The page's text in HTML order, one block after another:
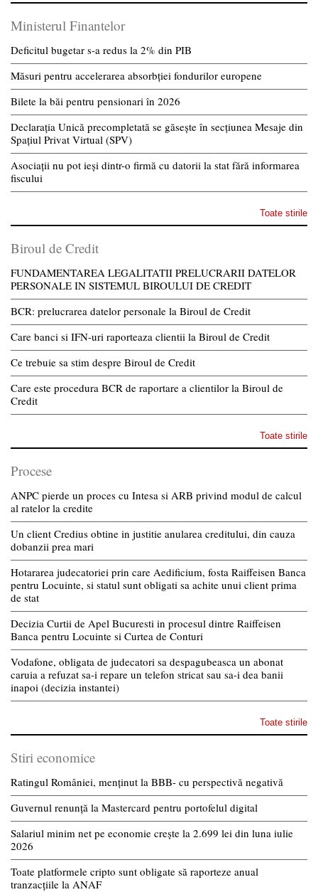
Ministerul Finantelor
Deficitul bugetar s-a redus la 2% din PIB
Măsuri pentru accelerarea absorbției fondurilor europene
Bilete la băi pentru pensionari în 2026
Declarația Unică precompletată se găsește în secțiunea Mesaje din
Spațiul Privat Virtual (SPV)
Asociații nu pot ieși dintr-o firmă cu datorii la stat fără informarea
fiscului
Toate stirile
Biroul de Credit
FUNDAMENTAREA LEGALITATII PRELUCRARII DATELOR
PERSONALE IN SISTEMUL BIROULUI DE CREDIT
BCR: prelucrarea datelor personale la Biroul de Credit
Care banci si IFN-uri raporteaza clientii la Biroul de Credit
Ce trebuie sa stim despre Biroul de Credit
Care este procedura BCR de raportare a clientilor la Biroul de
Credit
Toate stirile
Procese
ANPC pierde un proces cu Intesa si ARB privind modul de calcul
al ratelor la credite
Un client Credius obtine in justitie anularea creditului, din cauza
dobanzii prea mari
Hotararea judecatoriei prin care Aedificium, fosta Raiffeisen Banca
pentru Locuinte, si statul sunt obligati sa achite unui client prima
de stat
Decizia Curtii de Apel Bucuresti in procesul dintre Raiffeisen
Banca pentru Locuinte si Curtea de Conturi
Vodafone, obligata de judecatori sa despagubeasca un abonat
caruia a refuzat sa-i repare un telefon stricat sau sa-i dea banii
inapoi (decizia instantei)
Toate stirile
Stiri economice
Ratingul României, menținut la BBB- cu perspectivă negativă
Guvernul renunță la Mastercard pentru portofelul digital
Salariul minim net pe economie crește la 2.699 lei din luna iulie
2026
Toate platformele cripto sunt obligate să raporteze anual
tranzacțiile la ANAF